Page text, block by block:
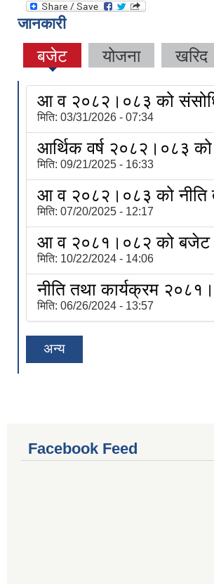
जानकारी
बजेट योजना खरिद
आ व २०८२।०८३ को
मिति: 03/31/2026 - 07:34
आर्थिक वर्ष २०८२।०८३ को
मिति: 09/21/2025 - 16:33
आ व २०८२।०८३ को नीति
मिति: 07/20/2025 - 12:17
आ व २०८१।०८२ को बजेट
मिति: 10/22/2024 - 14:06
नीति तथा कार्यक्रम
मिति: 06/26/2024 - 13:57
अन्य
Facebook Feed